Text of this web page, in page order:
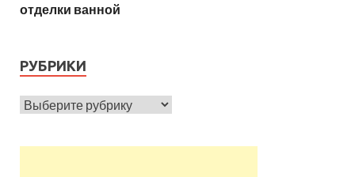
отделки ванной
РУБРИКИ